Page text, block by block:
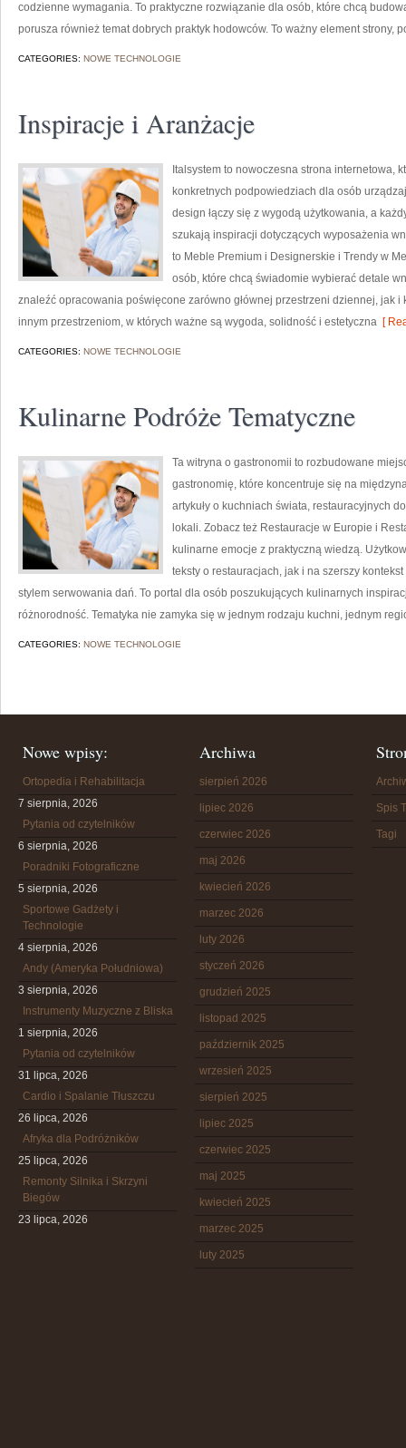
codzienne wymagania. To praktyczne rozwiązanie dla osób, które chcą
porusza również temat dobrych praktyk hodowców. To ważny element strony,
CATEGORIES: NOWE TECHNOLOGIE
Inspiracje i Aranżacje
Italsystem to nowoczesna strona internetowa,
konkretnych podpowiedziach dla osób
design łączy się z wygodą użytkowania, a
szukają inspiracji dotyczących wyposażenia
to Meble Premium i Designerskie i Trendy w
osób, które chcą świadomie wybierać detale
znaleźć opracowania poświęcone zarówno głównej przestrzeni dziennej, jak
innym przestrzeniom, w których ważne są wygoda, solidność i estetyczna [
CATEGORIES: NOWE TECHNOLOGIE
Kulinarne Podróże Tematyczne
Ta witryna o gastronomii to rozbudowane
gastronomię, które koncentruje się na
artykuły o kuchniach świata, restauracyjnych
lokali. Zobacz też Restauracje w Europie i
kulinarne emocje z praktyczną wiedzą.
teksty o restauracjach, jak i na szerszy
stylem serwowania dań. To portal dla osób poszukujących kulinarnych
różnorodność. Tematyka nie zamyka się w jednym rodzaju kuchni, jednym
CATEGORIES: NOWE TECHNOLOGIE
Nowe wpisy:
Ortopedia i Rehabilitacja
7 sierpnia, 2026
Pytania od czytelników
6 sierpnia, 2026
Poradniki Fotograficzne
5 sierpnia, 2026
Sportowe Gadżety i
Technologie
4 sierpnia, 2026
Andy (Ameryka Południowa)
3 sierpnia, 2026
Instrumenty Muzyczne z Bliska
1 sierpnia, 2026
Pytania od czytelników
31 lipca, 2026
Cardio i Spalanie Tłuszczu
26 lipca, 2026
Afryka dla Podróżników
25 lipca, 2026
Remonty Silnika i Skrzyni
Biegów
23 lipca, 2026
Archiwa
sierpień 2026
lipiec 2026
czerwiec 2026
maj 2026
kwiecień 2026
marzec 2026
luty 2026
styczeń 2026
grudzień 2025
listopad 2025
październik 2025
wrzesień 2025
sierpień 2025
lipiec 2025
czerwiec 2025
maj 2025
kwiecień 2025
marzec 2025
luty 2025
Spis
Tagi